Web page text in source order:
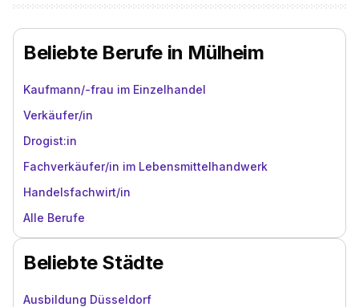
Beliebte Berufe in Mülheim
Kaufmann/-frau im Einzelhandel
Verkäufer/in
Drogist:in
Fachverkäufer/in im Lebensmittelhandwerk
Handelsfachwirt/in
Alle Berufe
Beliebte Städte
Ausbildung Düsseldorf